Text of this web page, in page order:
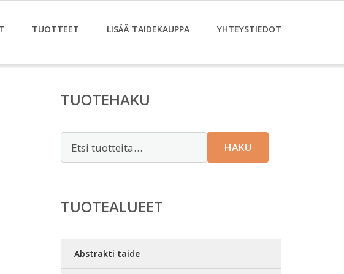
TUOTTEET LISÄÄ TAIDEKAUPPA YHTEYSTIEDOT
TUOTEHAKU
HAKU
TUOTEALUEET
Abstrakti taide